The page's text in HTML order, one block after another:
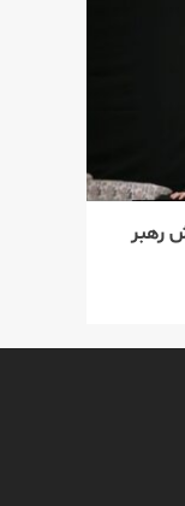
رهبر